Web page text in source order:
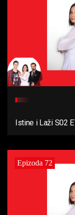
Istine i Laži S02
Epizoda 72